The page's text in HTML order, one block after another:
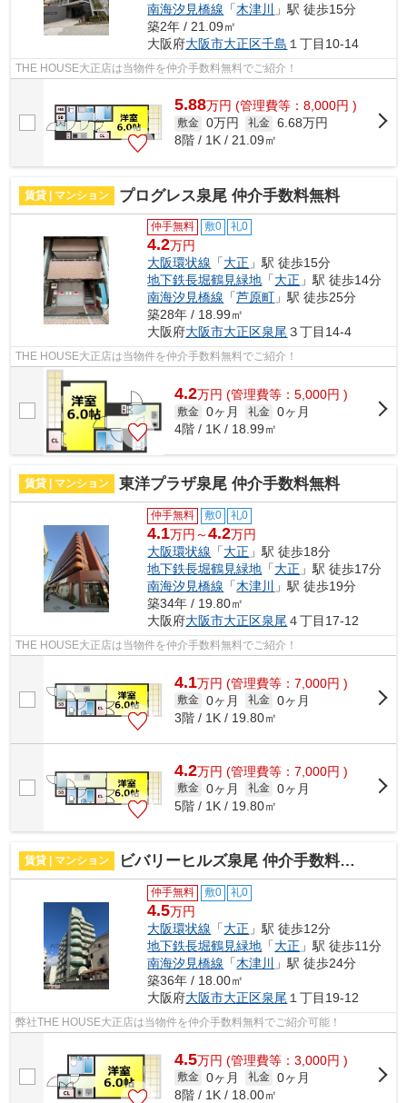
南海汐見橋線 「木津川
」駅 徒歩15分
築2年 / 21.09㎡
大阪府大阪市大正区千島 １丁目10-14
THE HOUSE大正店は当物件を仲介手数料無料でご紹介！
5.88万円 (管理費等：8,000円 )
敷金 0万円 礼金 6.68万円
8階 / 1K / 21.09㎡
賃貸 | マンション プログレス泉尾 仲介手数料無料
仲手無料 敷0 礼0
4.2万円
大阪環状線 「大正 」駅 徒歩15分
地下鉄長堀鶴見緑地 「大正 」駅 徒歩14分
南海汐見橋線 「芦原町 」駅 徒歩25分
築28年 / 18.99㎡
大阪府大阪市大正区泉尾３丁目14-4
THE HOUSE大正店は当物件を仲介手数料無料でご紹介！
4.2万円 (管理費等：5,000円 )
敷金 0ヶ月 礼金 0ヶ月
4階 / 1K / 18.99㎡
賃貸 | マンション 東洋プラザ泉尾 仲介手数料無料
仲手無料 敷0 礼0
4.1万円～4.2万円
大阪環状線 「大正 」駅 徒歩18分
地下鉄長堀鶴見緑地 「大正 」駅 徒歩17分
南海汐見橋線 「木津川
」駅 徒歩19分
築34年 / 19.80㎡
大阪府大阪市大正区泉尾４丁目17-12
THE HOUSE大正店は当物件を仲介手数料無料でご紹介！
4.1万円 (管理費等：7,000円 )
敷金 0ヶ月 礼金 0ヶ月
3階 / 1K / 19.80㎡
4.2万円 (管理費等：7,000円 )
敷金 0ヶ月 礼金 0ヶ月
5階 / 1K / 19.80㎡
賃貸 | マンション ビバリーヒルズ泉尾 仲介手数料無料
仲手無料 敷0 礼0
4.5万円
大阪環状線 「大正 」駅 徒歩12分
地下鉄長堀鶴見緑地 「大正 」駅 徒歩11分
南海汐見橋線 「木津川
」駅 徒歩24分
築36年 / 18.00㎡
大阪府大阪市大正区泉尾 １丁目19-12
弊社THE HOUSE大正店は当物件を仲介手数料無料でご紹介可能！
4.5万円 (管理費等：3,000円 )
敷金 0ヶ月 礼金 0ヶ月
8階 / 1K / 18.00㎡